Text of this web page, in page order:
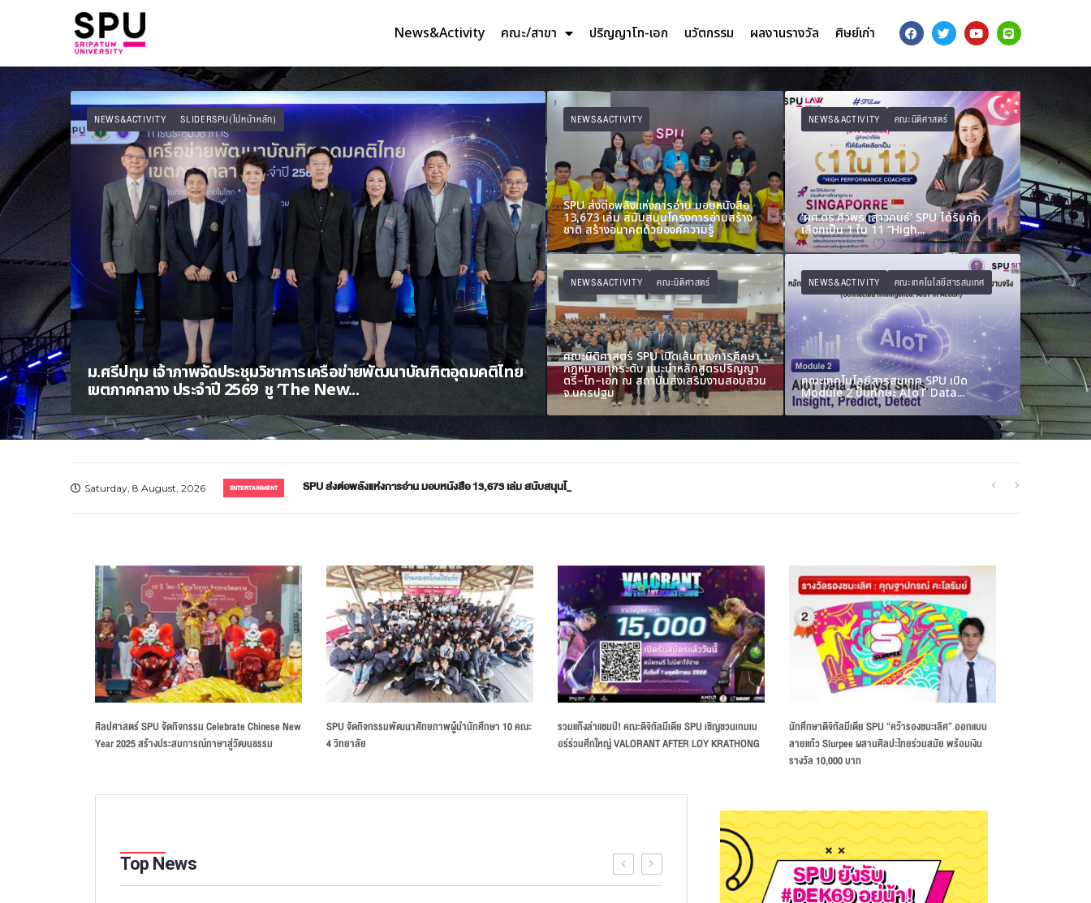
News&Activity คณะ/สาขา ปริญญาโท-เอก นวัตกรรม ผลงานรางวัล ศิษย์เก่า
NEWS&ACTIVITY SLIDERSPU(ไปหน้าหลัก)
ม.ศรีปทุม เจ้าภาพจัดประชุมวิชาการเครือข่ายพัฒนาบัณฑิตอุดมคติไทย
เขตภาคกลาง ประจำปี 2569 ชู ‘The New...
NEWS&ACTIVITY
SPU ส่งต่อพลังแห่งการอ่าน มอบหนังสือ
13,673 เล่ม สนับสนุนโครงการอ่านสร้าง
ชาติ สร้างอนาคตด้วยองค์ความรู้
NEWS&ACTIVITY คณะนิติศาสตร์
‘ผศ.ดร.ศิวพร เสาวคนธ์’ SPU ได้รับคัด
เลือกเป็น 1 ใน 11 “High...
NEWS&ACTIVITY คณะนิติศาสตร์
คณะนิติศาสตร์ SPU เปิดเส้นทางการศึกษา
กฎหมายทุกระดับ แนะนำหลักสูตรปริญญา
ตรี–โท–เอก ณ สถาบันส่งเสริมงานสอบสวน
จ.นครปฐม
NEWS&ACTIVITY คณะเทคโนโลยีสารสนเทศ
คณะเทคโนโลยีสารสนเทศ SPU เปิด
Module 2 ปั้นทักษะ AIoT Data...
Saturday, 8 August, 2026 ENTERTAINMENT SPU ส่งต่อพลังแห่งการอ่าน มอบหนังสือ 13,673 เล่ม สนับสนุนโครงการอ่านสร้างชาติ สร้างอนาคตด้วยองค์ความรู้
‘ผศ.ดร.ศิวพร เสาวคนธ์’ SPU ได้รับคัดเลือกเป็น 1 ใน 11 “High Performance Coaches” เตรียมบินลัดฟ้าศึกษาดูงาน ณ Google สิงคโปร์
คณะนิติศาสตร์ SPU เปิดเส้นทางการศึกษากฎหมายทุกระดับ แนะนำหลักสูตรปริญญาตรี–โท–เอก ณ สถาบันส่งเสริมงานสอบสวน จ.นครปฐม
ศิลปศาสตร์ SPU จัดกิจกรรม Celebrate Chinese New
Year 2025 สร้างประสบการณ์ภาษาสู่วัฒนธรรม
SPU จัดกิจกรรมพัฒนาศักยภาพผู้นำนักศึกษา 10 คณะ
4 วิทยาลัย
รวมแก๊งล่าแชมป์! คณะดิจิทัลมีเดีย SPU เชิญชวนเกมเม
อร์ร่วมศึกใหญ่ VALORANT AFTER LOY KRATHONG
นักศึกษาดิจิทัลมีเดีย SPU “คว้ารองชนะเลิศ” ออกแบบ
ลายแก้ว Slurpee ผสานศิลปะไทยร่วมสมัย พร้อมเงิน
รางวัล 10,000 บาท
Top News